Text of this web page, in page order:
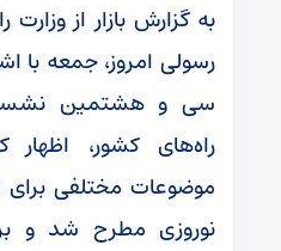
به گزارش بازار از
رسولی امروز، جمعه با
سی و هشتمین
راه‌های کشور،
موضوعات مختلفی برای
نوروزی مطرح شد و